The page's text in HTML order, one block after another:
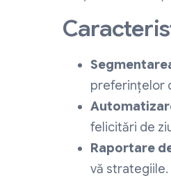
preferințelor
felicitări de
Raportare
vă strategiile.